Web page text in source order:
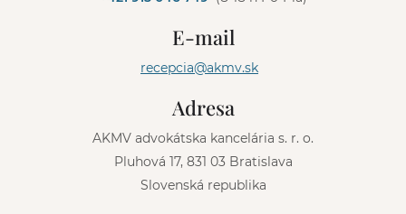
E-mail
recepcia@akmv.sk
Adresa
AKMV advokátska kancelária s. r. o.
Pluhová 17, 831 03 Bratislava
Slovenská republika